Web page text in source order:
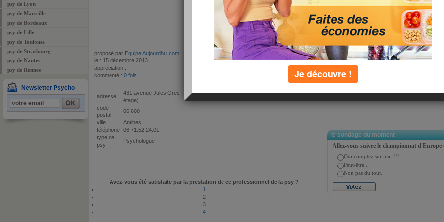
psy de Lyon
psy de Marseille
psy de Bordeaux
psy de Lille
psy de Toulouse
psy de Strasbourg
psy de Nantes
psy de Rennes
Newsletter Psycho
proposé par Equipe Aujourdhui.com
le : 15 décembre 2013
appréciation :
commenté : 0 fois
adresse
431 avenue Jules Grec - Résidence La Grande Ourse - Bâtiment E (2ème
étage)
code
postal
06 600
ville
Antibes
téléphone 06.71.52.24.01
type de
psy
Psychologue
Avez-vous été satisfaite par la prestation de ce professionnel de la psy ?
1
2
3
4
le sondage du moment
Allez-vous suivre le championnat d'Europe
Oui comptez sur moi !!!
Peut-être...
Non pas du tout.
Je découvre !